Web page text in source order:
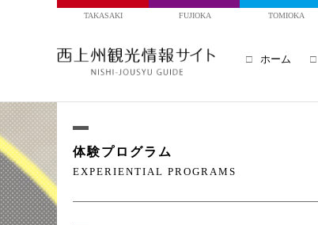
TAKASAKI FUJIOKA TOMIOKA
ホーム
体験プログラム
EXPERIENTIAL PROGRAMS